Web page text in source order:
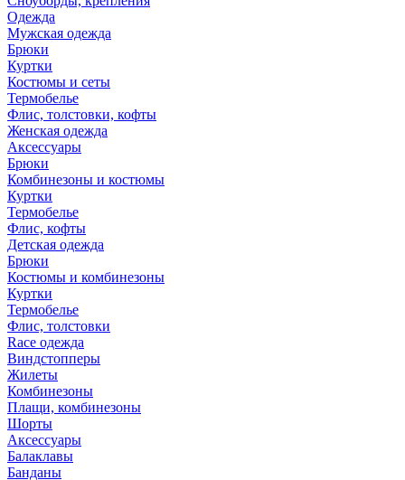
Одежда
Мужская одежда
Брюки
Куртки
Костюмы и сеты
Термобелье
Флис, толстовки, кофты
Женская одежда
Аксессуары
Брюки
Комбинезоны и костюмы
Куртки
Термобелье
Флис, кофты
Детская одежда
Брюки
Костюмы и комбинезоны
Куртки
Термобелье
Флис, толстовки
Race одежда
Виндстопперы
Жилеты
Комбинезоны
Плащи, комбинезоны
Шорты
Аксессуары
Балаклавы
Банданы